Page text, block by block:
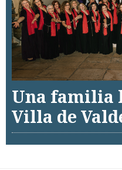
Una familia
Villa de